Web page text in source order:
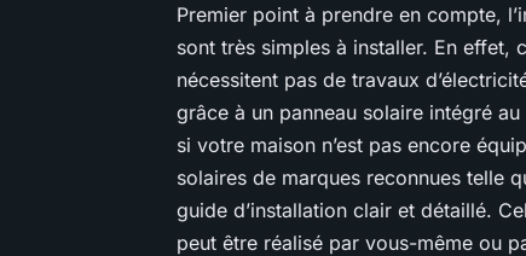
Premier point à prendre en compte,
sont très simples à installer. En effet,
nécessitent pas de travaux
grâce à un panneau solaire intégré
si votre maison n’est pas encore
solaires de marques reconnues telle
guide d’installation clair et détaillé.
peut être réalisé par vous-même ou